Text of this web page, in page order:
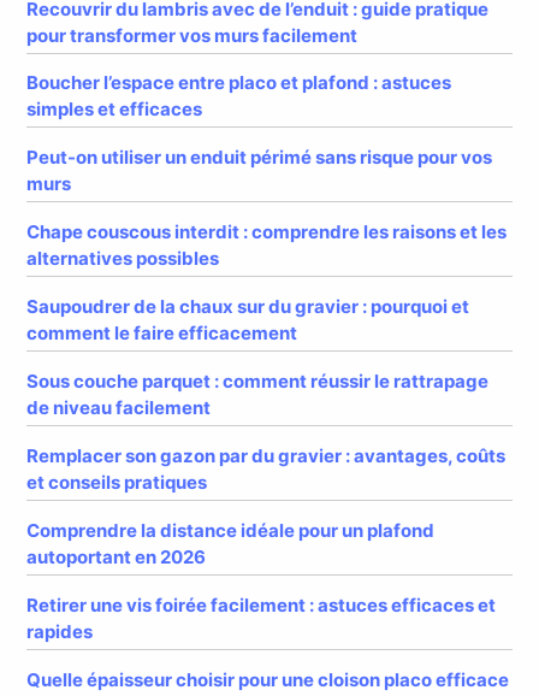
Recouvrir du lambris avec de l’enduit : guide pratique
pour transformer vos murs facilement
Boucher l’espace entre placo et plafond : astuces
simples et efficaces
Peut-on utiliser un enduit périmé sans risque pour vos
murs
Chape couscous interdit : comprendre les raisons et les
alternatives possibles
Saupoudrer de la chaux sur du gravier : pourquoi et
comment le faire efficacement
Sous couche parquet : comment réussir le rattrapage
de niveau facilement
Remplacer son gazon par du gravier : avantages, coûts
et conseils pratiques
Comprendre la distance idéale pour un plafond
autoportant en 2026
Retirer une vis foirée facilement : astuces efficaces et
rapides
Quelle épaisseur choisir pour une cloison placo efficace